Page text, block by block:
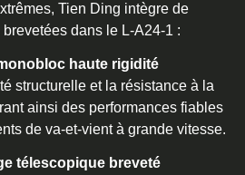
Tien Ding intègre de
dans le L-A24-1 :
haute rigidité
structurelle et la résistance à la
ainsi des performances fiables
de va-et-vient à grande vitesse.
télescopique breveté